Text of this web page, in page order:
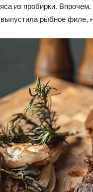
из пробирки.
рыбное филе,